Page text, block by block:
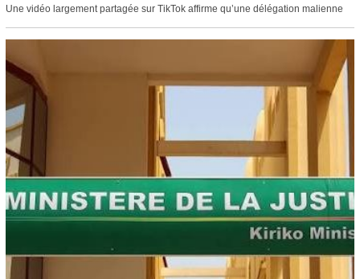
Une vidéo largement partagée sur TikTok affirme qu’une délégation malienne